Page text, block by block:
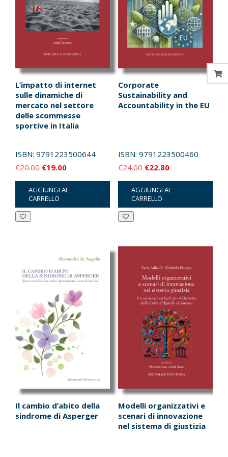
L’impatto di internet
sulle dinamiche di
mercato nel settore
delle scommesse
sportive in Italia
ISBN: 9791223500644
€20.00 Il
prezzo
originale
era:
€19.00Il
prezzo
attuale
è:
AGGIUNGI AL
CARRELLO
Corporate
Sustainability and
Accountability in the EU
ISBN: 9791223500460
€24.00 Il
prezzo
originale
era:
€22.80Il
prezzo
attuale
è:
AGGIUNGI AL
CARRELLO
Il cambio d’abito della
sindrome di Asperger
Modelli organizzativi e
scenari di innovazione
nel sistema di giustizia